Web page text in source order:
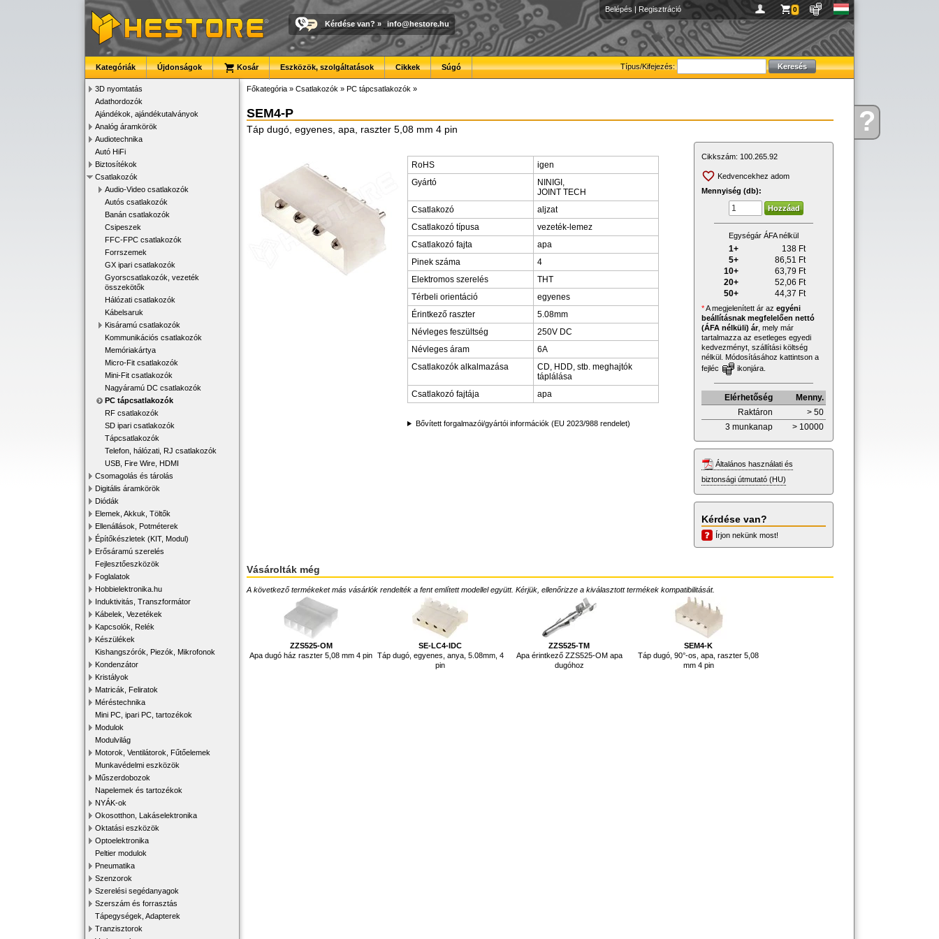
Kérdése?
Belépés | Regisztráció 0
Kérdése van? » info@hestore.hu
Típus/Kifejezés:
Kategóriák Újdonságok Kosár Eszközök, szolgáltatások Cikkek Súgó
3D nyomtatás
Adathordozók
Ajándékok, ajándékutalványok
Analóg áramkörök
Audiotechnika
Autó HiFi
Biztosítékok
Csatlakozók
Audio-Video csatlakozók
Autós csatlakozók
Banán csatlakozók
Csipeszek
FFC-FPC csatlakozók
Forrszemek
GX ipari csatlakozók
Gyorscsatlakozók, vezeték
összekötők
Hálózati csatlakozók
Kábelsaruk
Kisáramú csatlakozók
Kommunikációs csatlakozók
Memóriakártya
Micro-Fit csatlakozók
Mini-Fit csatlakozók
Nagyáramú DC csatlakozók
PC tápcsatlakozók
RF csatlakozók
SD ipari csatlakozók
Tápcsatlakozók
Telefon, hálózati, RJ csatlakozók
USB, Fire Wire, HDMI
Csomagolás és tárolás
Digitális áramkörök
Diódák
Elemek, Akkuk, Töltők
Ellenállások, Potméterek
Építőkészletek (KIT, Modul)
Erősáramú szerelés
Fejlesztőeszközök
Foglalatok
Hobbielektronika.hu
Induktivitás, Transzformátor
Kábelek, Vezetékek
Kapcsolók, Relék
Készülékek
Kishangszórók, Piezók, Mikrofonok
Kondenzátor
Kristályok
Matricák, Feliratok
Méréstechnika
Mini PC, ipari PC, tartozékok
Modulok
Modulvilág
Motorok, Ventilátorok, Fűtőelemek
Munkavédelmi eszközök
Műszerdobozok
Napelemek és tartozékok
NYÁK-ok
Okosotthon, Lakáselektronika
Oktatási eszközök
Optoelektronika
Peltier modulok
Pneumatika
Szenzorok
Szerelési segédanyagok
Szerszám és forrasztás
Tápegységek, Adapterek
Tranzisztorok
Főkategória » Csatlakozók » PC tápcsatlakozók »
SEM4-P
Táp dugó, egyenes, apa, raszter 5,08 mm 4 pin
RoHS
igen
Gyártó
NINIGI,
JOINT TECH
Csatlakozó
aljzat
Csatlakozó típusa
vezeték-lemez
Csatlakozó fajta
apa
Pinek száma
4
Elektromos szerelés
THT
Térbeli orientáció
egyenes
Érintkező raszter
5.08mm
Névleges feszültség
250V DC
Névleges áram
6A
Csatlakozók alkalmazása
CD, HDD, stb. meghajtók
táplálása
Csatlakozó fajtája
apa
Bővített forgalmazói/gyártói információk (EU 2023/988 rendelet)
Cikkszám: 100.265.92
Kedvencekhez adom
Mennyiség (db):
Egységár ÁFA nélkül
1+ 138 Ft
5+
86,51 Ft
10+
63,79 Ft
20+
52,06 Ft
50+
44,37 Ft
*A megjelenített ár az egyéni
beállításnak megfelelően nettó
(ÁFA nélküli) ár, mely már
tartalmazza az esetleges egyedi
kedvezményt, szállítási költség
nélkül. Módosításához kattintson a
fejléc
ikonjára.
Elérhetőség
Menny.
Raktáron
> 50
3 munkanap
> 10000
Általános használati és
biztonsági útmutató (HU)
Kérdése van?
Írjon nekünk most!
Vásárolták még
A következő termékeket más vásárlók rendelték a fent említett modellel együtt. Kérjük, ellenőrizze a kiválasztott termékek kompatibilitását.
ZZS525-OM
Apa dugó ház raszter 5,08 mm 4 pin
SE-LC4-IDC
Táp dugó, egyenes, anya, 5.08mm, 4
pin
ZZS525-TM
Apa érintkező ZZS525-OM apa
dugóhoz
SEM4-K
Táp dugó, 90°-os, apa, raszter 5,08
mm 4 pin